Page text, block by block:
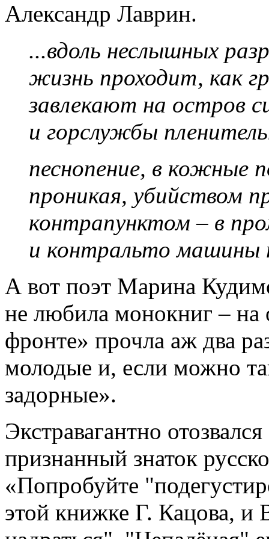
Александр Лаврин.
...вдоль неслышных
жизнь проходит, как
завлекают на остров
и горслужбы
песнопение, в кожные
проникая, убийством
контрапунктом – в
и контральто машины
А вот поэт Марина
не любила монокниг –
фронте» прочла аж два
молодые и, если можно
задорные».
Экстравагантно
признанный знаток
«Попробуйте
этой книжке Г. Кацова, и